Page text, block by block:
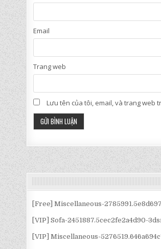
Email
Trang web
Lưu tên của tôi, email, và trang web
[Free] Miscellaneous-
[VIP] Sofa-2451887.5cec2fe2a4d90-
[VIP] Miscellaneous-